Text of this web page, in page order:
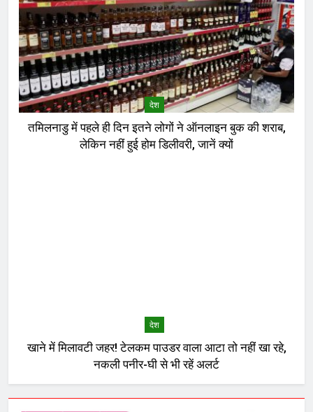
देश
तमिलनाडु में पहले ही दिन इतने लोगों ने ऑनलाइन बुक की शराब,
लेकिन नहीं हुई होम डिलीवरी, जानें क्यों
देश
खाने में मिलावटी जहर! टेलकम पाउडर वाला आटा तो नहीं खा रहे,
नकली पनीर-घी से भी रहें अलर्ट